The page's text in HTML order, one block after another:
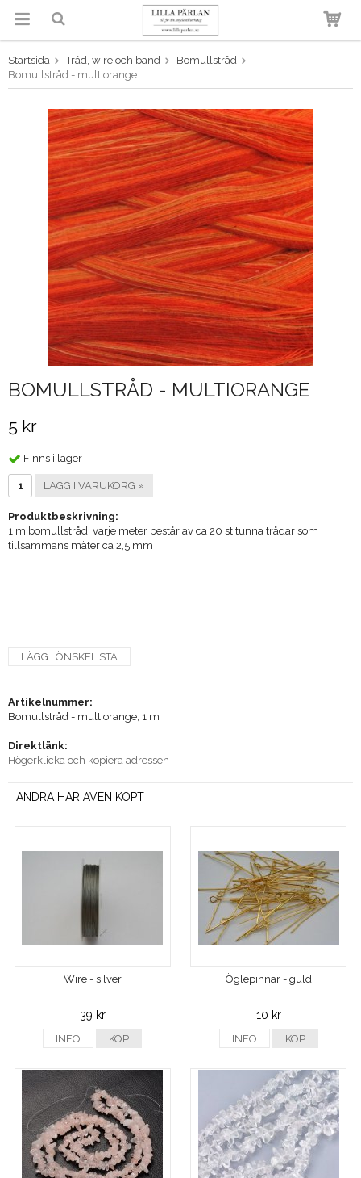
Produkten har blivit tillagd i
Startsida Tråd, wire och band
Bomullstråd
Bomullstråd - multiorange
BOMULLSTRÅD - MULTIORANGE
5 kr
Finns i lager
LÄGG I VARUKORG »
Produktbeskrivning:
1 m bomullstråd, varje meter består av ca 20 st tunna trådar som
tillsammans mäter ca 2,5 mm
LÄGG I ÖNSKELISTA
Artikelnummer:
Bomullstråd - multiorange, 1 m
Direktlänk:
Högerklicka och kopiera adressen
ANDRA HAR ÄVEN KÖPT
Wire - silver
39 kr
INFO KÖP
Öglepinnar - guld
10 kr
INFO KÖP